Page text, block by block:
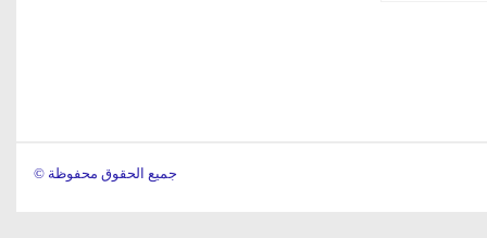
© جميع الحقوق محفوظة